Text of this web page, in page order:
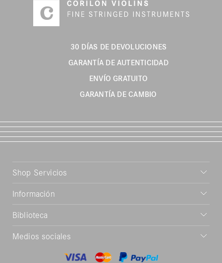
30 DÍAS DE DEVOLUCIONES
GARANTÍA DE AUTENTICIDAD
ENVÍO GRATUITO
GARANTÍA DE CAMBIO
Shop Servicios
Información
Biblioteca
Medios sociales